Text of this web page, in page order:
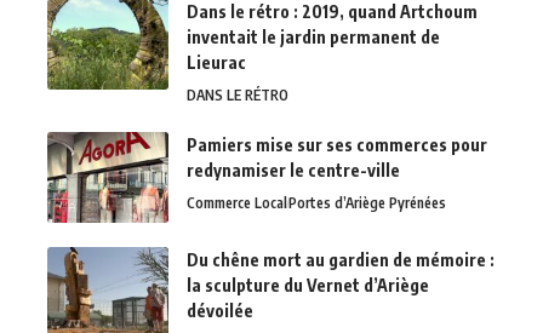
Dans le rétro : 2019, quand Artchoum
inventait le jardin permanent de
Lieurac
DANS LE RÉTRO
Pamiers mise sur ses commerces pour
redynamiser le centre-ville
Commerce LocalPortes d’Ariège Pyrénées
Du chêne mort au gardien de mémoire :
la sculpture du Vernet d’Ariège
dévoilée